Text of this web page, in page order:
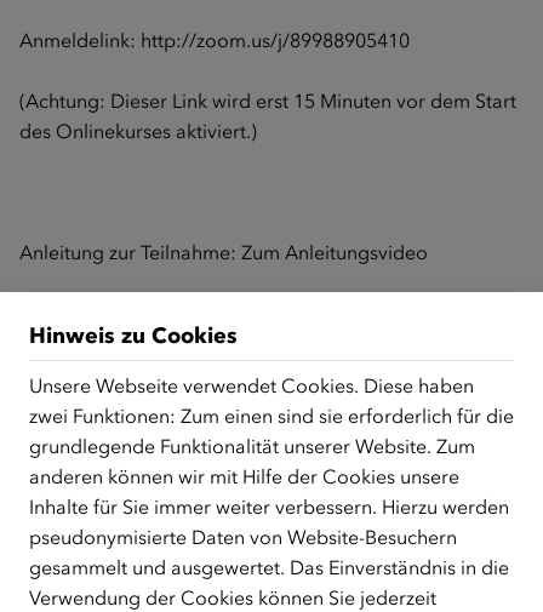
Anmeldelink: http://zoom.us/j/89988905410
(Achtung: Dieser Link wird erst 15 Minuten vor dem Start
des Onlinekurses aktiviert.)
Anleitung zur Teilnahme: Zum Anleitungsvideo
Zurück zur Übersicht
ÜBER UNS
Der Österreichische Integrationsfonds (ÖIF) ist ein Fonds der
Republik Österreich, der Flüchtlinge, subsidiär
Schutzberechtigte, Vertriebene sowie Zuwander/innen als
zentrale Anlaufstelle bei der Integration in Österreich
unterstützt.mehr
Hinweis zu Cookies
Unsere Webseite verwendet Cookies. Diese haben
zwei Funktionen: Zum einen sind sie erforderlich für die
grundlegende Funktionalität unserer Website. Zum
anderen können wir mit Hilfe der Cookies unsere
Inhalte für Sie immer weiter verbessern. Hierzu werden
pseudonymisierte Daten von Website-Besuchern
gesammelt und ausgewertet. Das Einverständnis in die
Verwendung der Cookies können Sie jederzeit